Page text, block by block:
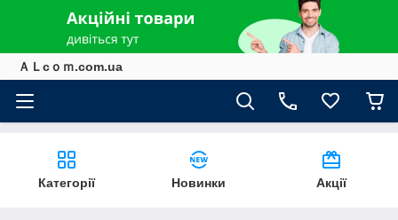
ＡＬcｏｍ.com.ua
Категорії Новинки Акції